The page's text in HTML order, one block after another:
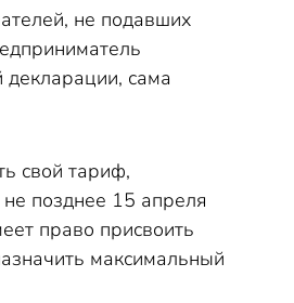
не подавших
декларации, сама
свой тариф,
позднее 15 апреля
право присвоить
максимальный